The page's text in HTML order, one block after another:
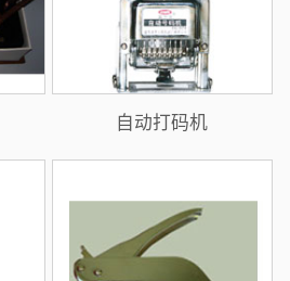
自动打码机